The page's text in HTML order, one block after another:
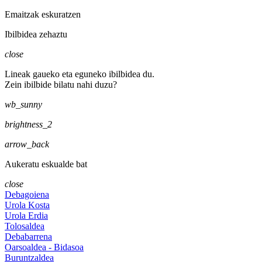
Emaitzak eskuratzen
Ibilbidea zehaztu
close
Lineak gaueko eta eguneko ibilbidea du.
Zein ibilbide bilatu nahi duzu?
wb_sunny
brightness_2
arrow_back
Aukeratu eskualde bat
close
Debagoiena
Urola Kosta
Urola Erdia
Tolosaldea
Debabarrena
Oarsoaldea - Bidasoa
Buruntzaldea